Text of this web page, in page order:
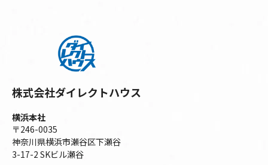
株式会社ダイレクトハウス
横浜本社
〒246-0035
神奈川県横浜市瀬谷区下瀬谷
3-17-2 SKビル瀬谷